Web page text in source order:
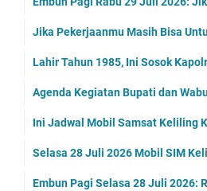
Jika Pekerjaanmu Masih Bisa
Lahir Tahun 1985, Ini Sosok
Agenda Kegiatan Bupati dan
Ini Jadwal Mobil Samsat Keliling
Selasa 28 Juli 2026 Mobil SIM
Embun Pagi Selasa 28 Juli 2026: